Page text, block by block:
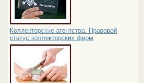
Коллекторские агентства. Правовой
статус коллекторских фирм